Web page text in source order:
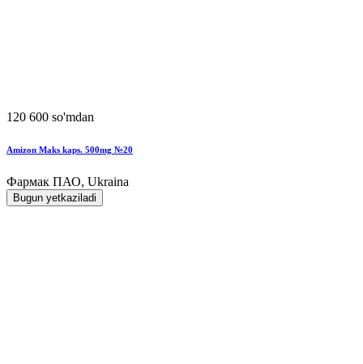
120 600 so'mdan
Amizon Maks kaps. 500mg №20
Фармак ПАО, Ukraina
Bugun yetkaziladi